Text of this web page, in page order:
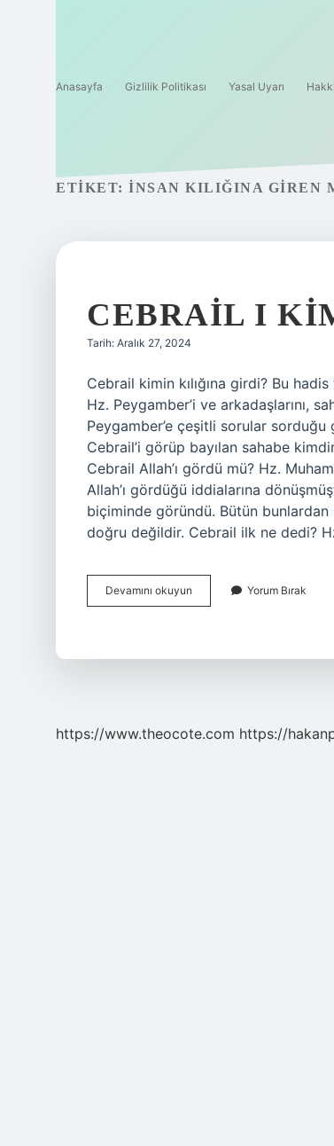
Anasayfa Gizlilik Politikası Yasal Uyarı
ETIKET: İNSAN KILIĞINA GIREN
CEBRAIL I
Tarih: Aralık 27, 2024
Cebrail kimin kılığına girdi? Bu hadis
Hz. Peygamber’i ve arkadaşlarını,
Peygamber’e çeşitli sorular sorduğu
Cebrail’i görüp bayılan sahabe
Cebrail Allah’ı gördü mü? Hz.
Allah’ı gördüğü iddialarına
biçiminde göründü. Bütün
doğru değildir. Cebrail ilk ne dedi?
Devamını okuyun
I
Yorum Bırak
https://www.theocote.com https://